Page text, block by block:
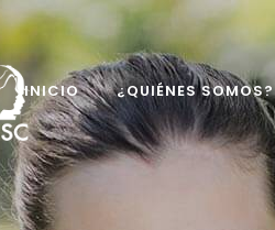
INICIO ¿QUIÉNES SOMOS?